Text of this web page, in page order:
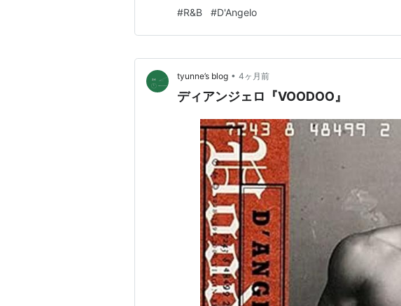
り、通常のアルバムVerよりも好きです。余談です…
#R&B #D'Angelo
tyunne’s blog • 4ヶ月前
ディアンジェロ『VOODOO』